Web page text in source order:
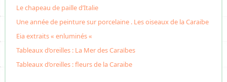
Le chapeau de paille d’Italie
Une année de peinture sur porcelaine . Les oiseaux de la Caraibe
Eia extraits « enluminés «
Tableaux d’oreilles : La Mer des Caraïbes
Tableaux d’oreilles : fleurs de la Caraibe